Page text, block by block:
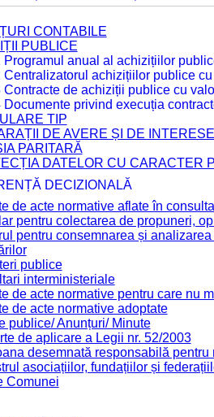
CONTABILE
PUBLICE
Programul anual al achizițiilor
Centralizatorul achizițiilor publice
Contracte de achiziții publice cu
Documente privind execuția
TIP
DE AVERE ȘI DE INTERESE
PARITARĂ
DATELOR CU CARACTER
DECIZIONALĂ
de acte normative aflate în
pentru colectarea de propuneri,
pentru consemnarea și
publice
interministeriale
de acte normative pentru care nu
de acte normative adoptate
publice/ Anunțuri/ Minute
de aplicare a Legii nr. 52/2003
desemnată responsabilă
asociațiilor, fundațiilor și
Comunei